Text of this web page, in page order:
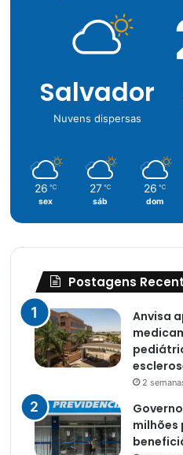
Salvador
Nuvens dispersas
26 ℃
sex
27 ℃
sáb
26 ℃
dom
Postagens
Anvisa
2
milhões